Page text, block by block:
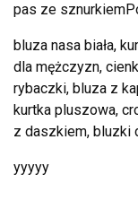
pas ze
bluza nasa biała,
dla mężczyzn,
rybaczki, bluza z
kurtka pluszowa,
z daszkiem, bluzki
yyyyy